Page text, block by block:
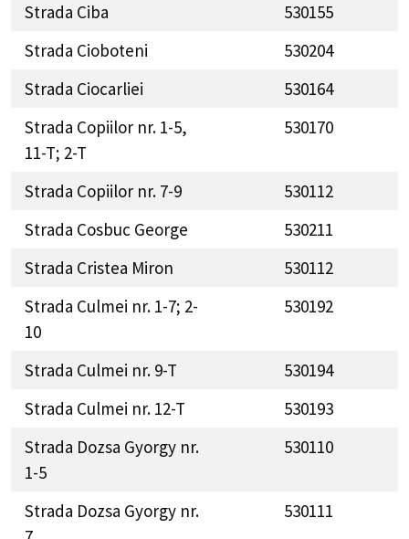
Strada Ciba
530155
Strada Cioboteni
530204
Strada Ciocarliei
530164
Strada Copiilor nr. 1-5,
11-T; 2-T
530170
Strada Copiilor nr. 7-9
530112
Strada Cosbuc George
530211
Strada Cristea Miron
530112
Strada Culmei nr. 1-7; 2-
10
530192
Strada Culmei nr. 9-T
530194
Strada Culmei nr. 12-T
530193
Strada Dozsa Gyorgy nr.
1-5
530110
Strada Dozsa Gyorgy nr.
530111